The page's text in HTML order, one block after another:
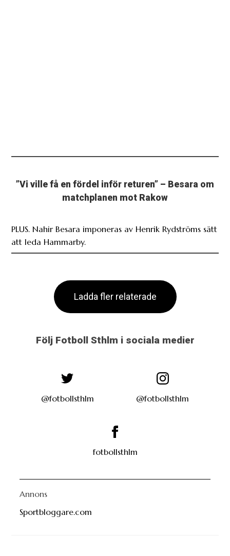
”Vi ville få en fördel inför returen” – Besara om
matchplanen mot Rakow
PLUS. Nahir Besara imponeras av Henrik Rydströms sätt
att leda Hammarby.
Ladda fler relaterade
Följ Fotboll Sthlm i sociala medier
@fotbollsthlm @fotbollsthlm
fotbollsthlm
Annons
Sportbloggare.com